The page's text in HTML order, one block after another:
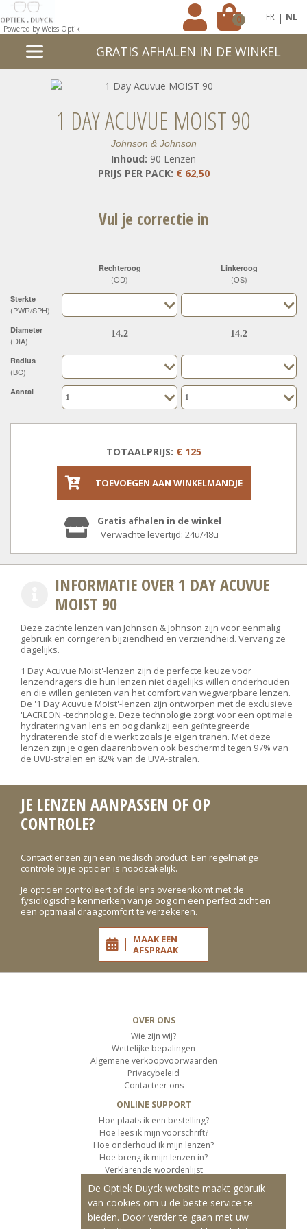
Powered by Weiss Optik
0 FR | NL
GRATIS AFHALEN IN DE WINKEL
1 DAY ACUVUE MOIST 90
Johnson & Johnson
Inhoud: 90 Lenzen
PRIJS PER PACK: € 62,50
Vul je correctie in
Sterkte
(PWR/SPH)
Diameter
(DIA)
Radius
(BC)
Aantal
Rechteroog
(OD)
Linkeroog
(OS)
TOTAALPRIJS: € 125
TOEVOEGEN AAN WINKELMANDJE
Gratis afhalen in de winkel
Verwachte levertijd: 24u/48u
INFORMATIE OVER 1 DAY ACUVUE
MOIST 90
Deze zachte lenzen van Johnson & Johnson zijn voor eenmalig
gebruik en corrigeren bijziendheid en verziendheid. Vervang ze
dagelijks.
1 Day Acuvue Moist'-lenzen zijn de perfecte keuze voor
lenzendragers die hun lenzen niet dagelijks willen onderhouden
en die willen genieten van het comfort van wegwerpbare lenzen.
De '1 Day Acuvue Moist'-lenzen zijn ontworpen met de exclusieve
'LACREON'-technologie. Deze technologie zorgt voor een optimale
hydratering van lens en oog dankzij een geïntegreerde
hydraterende stof die werkt zoals je eigen tranen. Met deze
lenzen zijn je ogen daarenboven ook beschermd tegen 97% van
de UVB-stralen en 82% van de UVA-stralen.
JE LENZEN AANPASSEN OF OP
CONTROLE?
Contactlenzen zijn een medisch product. Een regelmatige
controle bij je opticien is noodzakelijk.
Je opticien controleert of de lens overeenkomt met de
fysiologische kenmerken van je oog om een perfect zicht en
een optimaal draagcomfort te verzekeren.
MAAK EEN
AFSPRAAK
OVER ONS
Wie zijn wij?
Wettelijke bepalingen
Algemene verkoopvoorwaarden
Privacybeleid
Contacteer ons
ONLINE SUPPORT
Hoe plaats ik een bestelling?
Hoe lees ik mijn voorschrift?
Hoe onderhoud ik mijn lenzen?
Hoe breng ik mijn lenzen in?
Verklarende woordenlijst
KLANTENSERVICE
Informatie over de levering
Informatie over de betaling
De Optiek Duyck website maakt gebruik
van cookies om u de beste service te
bieden. Door verder te gaan met uw